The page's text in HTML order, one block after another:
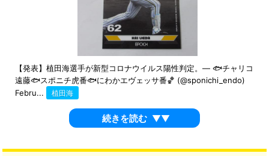
【発表】植田海選手が新型コロナウイルス陽性判定。— 🐟チャリコ
遠藤🐟スポニチ虎番🐟にわかエヴェッサ番🏀 (@sponichi_endo)
Febru...
植田海
続きを読む ▼▼